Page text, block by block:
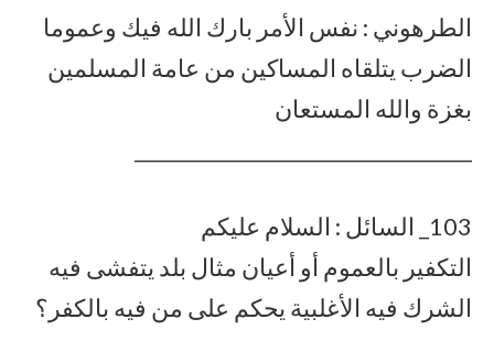
الطرهوني : نفس الأمر بارك الله فيك وعموما
الضرب يتلقاه المساكين من عامة المسلمين
بغزة والله المستعان
103_ السائل : السلام عليكم
التكفير بالعموم أو أعيان مثال بلد يتفشى فيه
الشرك فيه الأغلبية يحكم على من فيه بالكفر؟